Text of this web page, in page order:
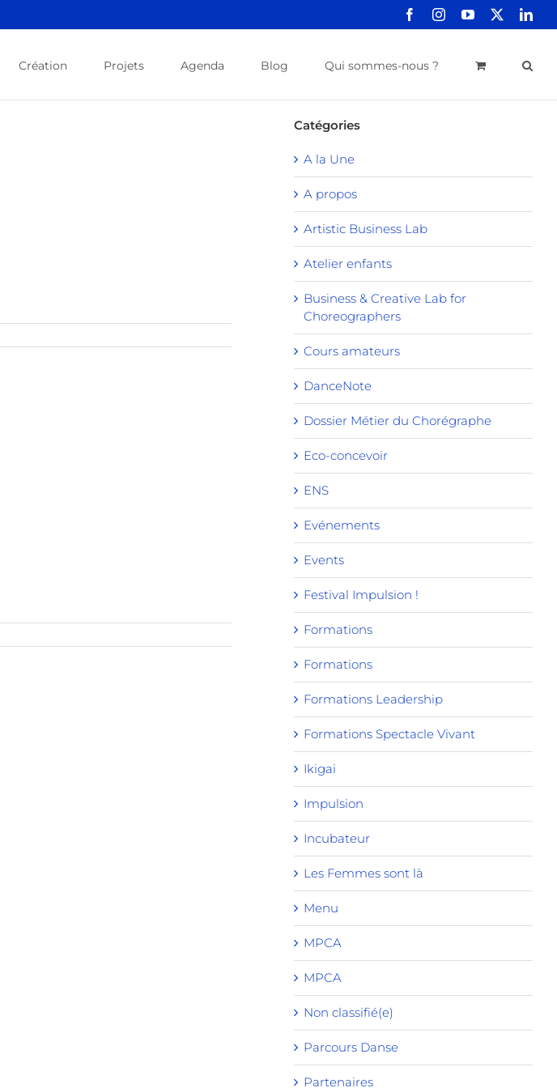
FacebookInstagramYouTube
Création Projets Agenda Blog Qui sommes-nous ?
Catégories
A la Une
A propos
Artistic Business Lab
Atelier enfants
Business & Creative Lab for
Choreographers
Cours amateurs
DanceNote
Dossier Métier du Chorégraphe
Eco-concevoir
ENS
Evénements
Events
Festival Impulsion !
Formations
Formations
Formations Leadership
Formations Spectacle Vivant
Ikigai
Impulsion
Incubateur
Les Femmes sont là
Menu
MPCA
MPCA
Non classifié(e)
Parcours Danse
Partenaires